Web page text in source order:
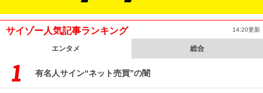
サイゾー人気記事ランキング 14:20更新
エンタメ 総合
有名人サイン“ネット売買”の闇